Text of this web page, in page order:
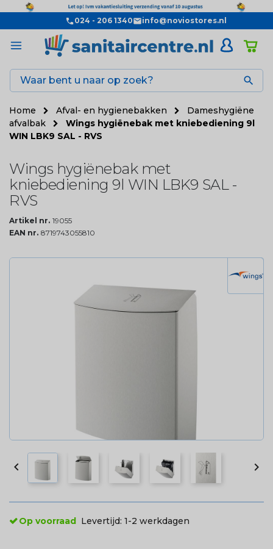
024 - 206 1340 info@noviostores.nl

Home Afval- en hygienebakken
Dameshygiëne
afvalbak
Wings hygiënebak met kniebediening 9l
WIN LBK9 SAL - RVS
Wings hygiënebak met
kniebediening 9l WIN LBK9 SAL -
RVS
Artikel nr. 19055
EAN nr. 8719743055810
 
Op voorraad Levertijd: 1-2 werkdagen